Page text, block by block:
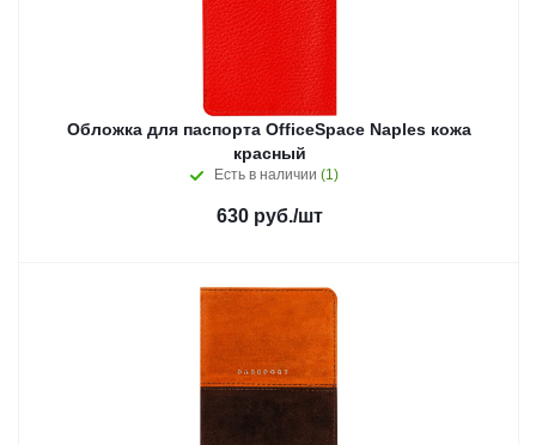
Обложка для паспорта OfficeSpace Naples кожа
красный
Есть в наличии (1)
630руб./шт